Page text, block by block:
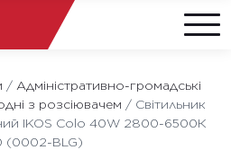
/ Адміністративно-громадські
з розсіювачем / Світильник
IKOS Colo 40W 2800-6500К
(0002-BLG)